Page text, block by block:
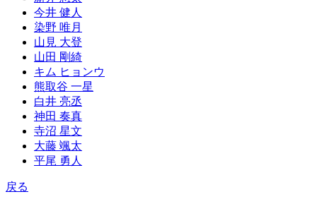
今井 健人
染野 唯月
山見 大登
山田 剛綺
キム ヒョンウ
熊取谷 一星
白井 亮丞
神田 奏真
寺沼 星文
大藤 颯太
平尾 勇人
戻る